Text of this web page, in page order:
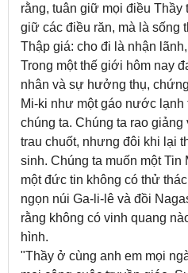
rằng, tuân giữ mọi điều Thầy
giữ các điều răn, mà là sống
Thập giá: cho đi là nhận
Trong một thế giới hôm nay
nhân và sự hưởng thụ,
Mi-ki như một gáo nước lạnh
chúng ta. Chúng ta rao
trau chuốt, nhưng đôi khi lại
sinh. Chúng ta muốn một Tin
một đức tin không có thử
ngọn núi Ga-li-lê và đồi
rằng không có vinh quang
hình.
"Thầy ở cùng anh em mọi